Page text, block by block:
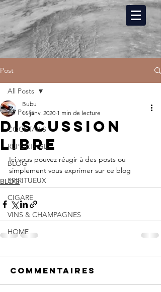
Post
All Posts
COCKTAILS
REPORTAGE
BLOG
SPIRITUEUX
CIGARE
VINS & CHAMPAGNES
HOME
All Posts
Discussion
libre
Bubu
11 janv. 2020 1 min de lecture
Ici vous pouvez réagir à des posts ou
simplement vous exprimer sur ce blog
BLOG
Commentaires